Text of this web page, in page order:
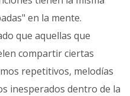
en la mente.
que aquellas que
compartir ciertas
repetitivos, melodías
inesperados dentro de la